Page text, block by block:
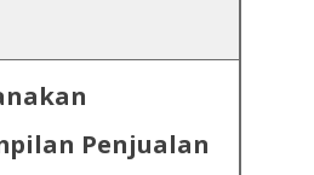
Penjualan